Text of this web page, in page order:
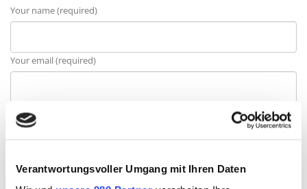
Verantwortungsvoller Umgang mit Ihren Daten
Your name (required)
Your email (required)
Website